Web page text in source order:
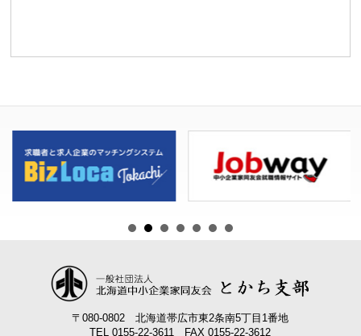
シ
ョ
ン
〒080-0802 北海道帯広市東2条南5丁目1番地
TEL 0155-22-3611 FAX 0155-22-3612